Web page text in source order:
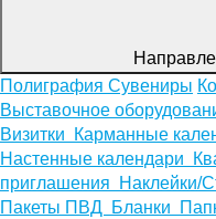
Полиграфия Сувениры
Выставочное
Визитки
Карманные
Настенные календари
приглашения
Наклейки/
Пакеты ПВД Бланки